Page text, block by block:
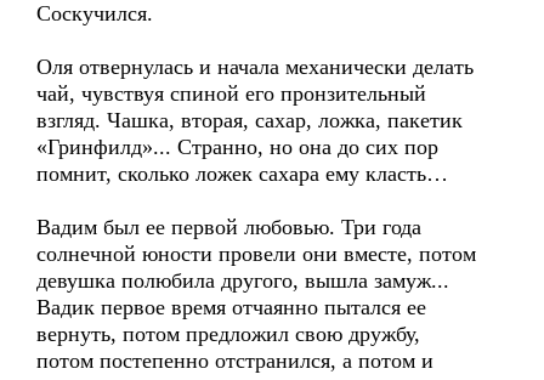
Соскучился.
Оля отвернулась и начала механически делать
чай, чувствуя спиной его пронзительный
взгляд. Чашка, вторая, сахар, ложка, пакетик
«Гринфилд»... Странно, но она до сих пор
помнит, сколько ложек сахара ему класть…
Вадим был ее первой любовью. Три года
солнечной юности провели они вместе, потом
девушка полюбила другого, вышла замуж...
Вадик первое время отчаянно пытался ее
вернуть, потом предложил свою дружбу,
потом постепенно отстранился, а потом и